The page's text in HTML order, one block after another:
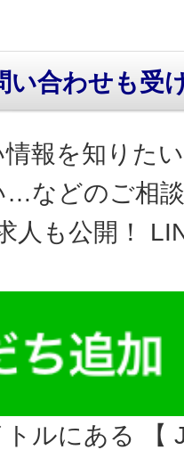
い合わせも受
報を知りた
…などのご相
人も公開！
ルにある 【